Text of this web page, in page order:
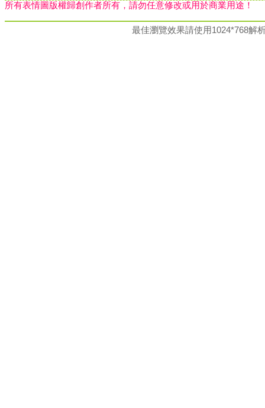
所有表情圖版權歸創作者所有，請勿任意修改或用於商業用途！
最佳瀏覽效果請使用